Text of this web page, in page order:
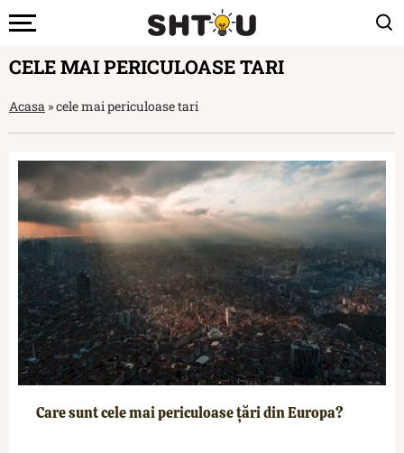
CELE MAI PERICULOASE TARI
Acasa »cele mai periculoase tari
Care sunt cele mai periculoase țări din Europa?